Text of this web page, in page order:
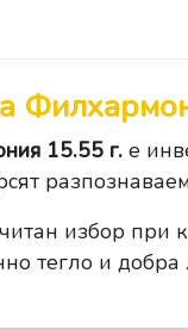
15.55 г. е
избор при
тегло и